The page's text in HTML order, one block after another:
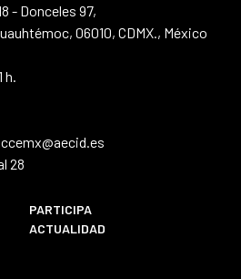
- Donceles 97,
06010, CDMX., México
h.
28
PARTICIPA
ACTUALIDAD